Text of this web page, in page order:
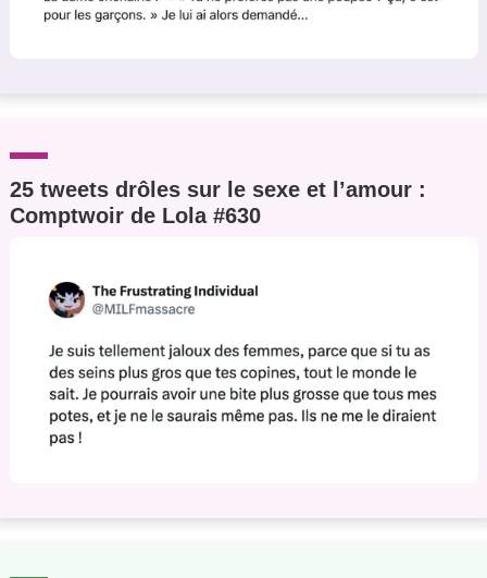
25 tweets drôles sur le sexe et l’amour :
Comptwoir de Lola #630